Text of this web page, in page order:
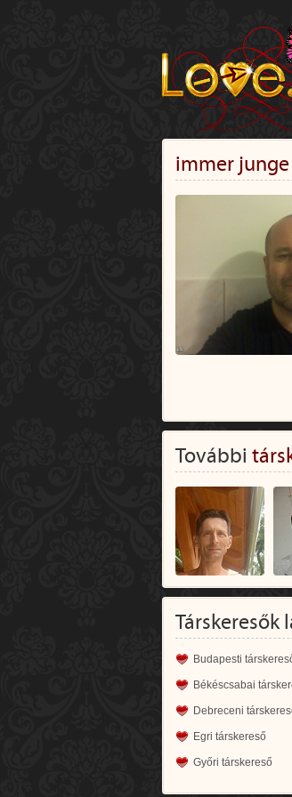
immer junge
További
Társkeresők
Budapesti
Békéscsabai
Debreceni
Egri társkereső
Győri társkereső